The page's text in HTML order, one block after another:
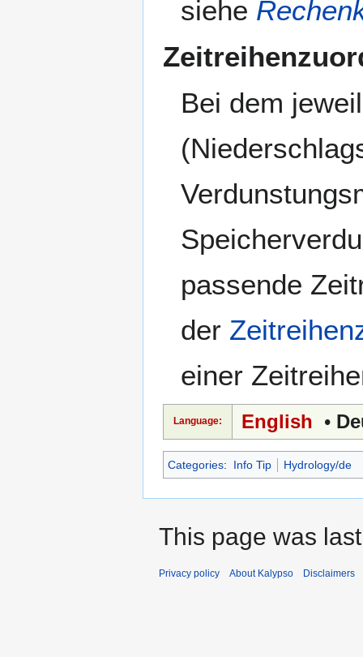
siehe
Bei dem
passende
der
einer
Language: English •
Categories: Info Tip Hydrology/de
This page was
Privacy policy About Kalypso Disclaimers